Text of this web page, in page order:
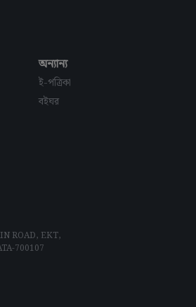
অন্যান্য
ই-পত্রিকা
বইঘর
ROAD, EKT,
700107